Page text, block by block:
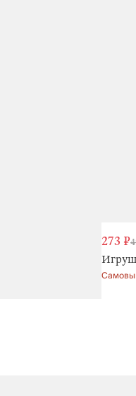
273 ₽